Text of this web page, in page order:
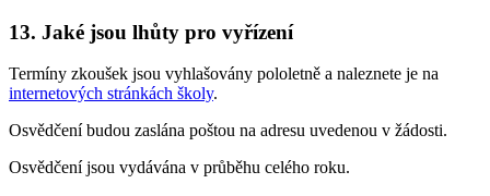
13. Jaké jsou lhůty pro vyřízení
Termíny zkoušek jsou vyhlašovány pololetně a naleznete je na
internetových stránkách školy.
Osvědčení budou zaslána poštou na adresu uvedenou v žádosti.
Osvědčení jsou vydávána v průběhu celého roku.